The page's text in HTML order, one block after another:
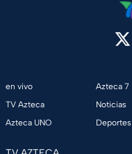
en vivo
TV Azteca
Azteca UNO
Azteca 7
Noticias
Deportes